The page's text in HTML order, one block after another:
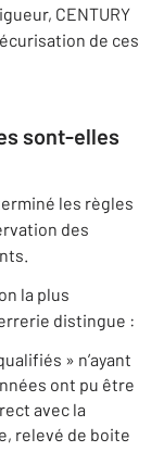
CENTURY
de ces
sont-elles
les règles
des
la plus
distingue :
» n’ayant
ont pu être
avec la
relevé de boite